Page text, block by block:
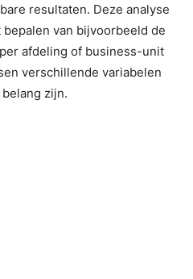
resultaten. Deze analyse
van bijvoorbeeld de
afdeling of business-unit
verschillende variabelen
zijn.